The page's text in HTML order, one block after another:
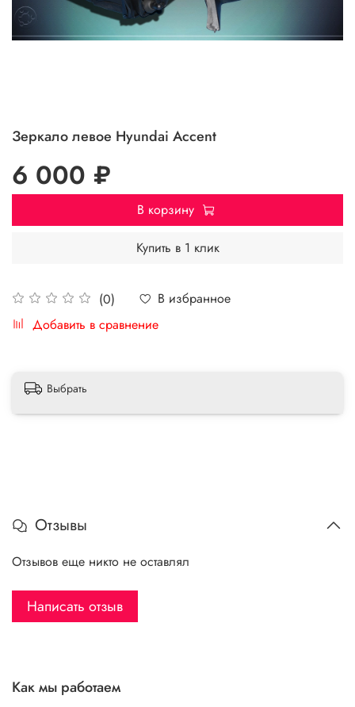
Зеркало левое Hyundai Accent
(0)
В избранное
Добавить в сравнение
6 000 ₽
В корзину
Купить в 1 клик
Выбрать
Отзывы
Отзывов еще никто не оставлял
Написать отзыв
Как мы работаем